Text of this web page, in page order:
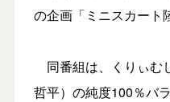
の企画「ミニスカート
同番組は、くりぃむ
哲平）の純度100％バ